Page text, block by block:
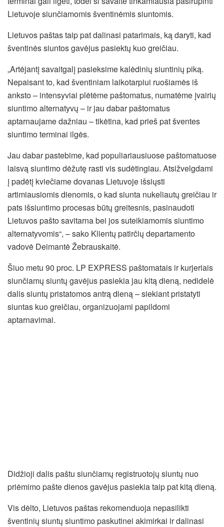
Lietuvoje siunčiamomis šventinėmis siuntomis.
Lietuvos paštas taip pat dalinasi patarimais, ką daryti, kad
šventinės siuntos gavėjus pasiektų kuo greičiau.
„Artėjantį savaitgalį pasieksime kalėdinių siuntinių piką.
Nepaisant to, kad šventiniam laikotarpiui ruošiamės iš
anksto – intensyviai plėtėme paštomatus, numatėme įvairių
siuntimo alternatyvų – ir jau dabar paštomatus
aptarnaujame dažniau – tikėtina, kad prieš pat šventes
siuntimo terminai ilgės.
Jau dabar pastebime, kad populiariausiuose paštomatuose
laisvą siuntimo dėžutę rasti vis sudėtingiau. Atsižvelgdami
į padėtį kviečiame dovanas Lietuvoje išsiųsti
artimiausiomis dienomis, o kad siunta nukeliautų greičiau ir
pats išsiuntimo procesas būtų greitesnis, pasinaudoti
Lietuvos pašto savitarna bei jos suteikiamomis siuntimo
alternatyvomis“, – sako Klientų patirčių departamento
vadovė Deimantė Žebrauskaitė.
Šiuo metu 90 proc. LP EXPRESS paštomatais ir kurjeriais
siunčiamų siuntų gavėjus pasiekia jau kitą dieną, nedidelė
dalis siuntų pristatomos antrą dieną – siekiant pristatyti
siuntas kuo greičiau, organizuojami papildomi
aptarnavimai.
Didžioji dalis paštu siunčiamų registruotojų siuntų nuo
priėmimo pašte dienos gavėjus pasiekia taip pat kitą dieną.
Vis dėlto, Lietuvos paštas rekomenduoja nepasilikti
šventinių siuntų siuntimo paskutinei akimirkai ir dalinasi